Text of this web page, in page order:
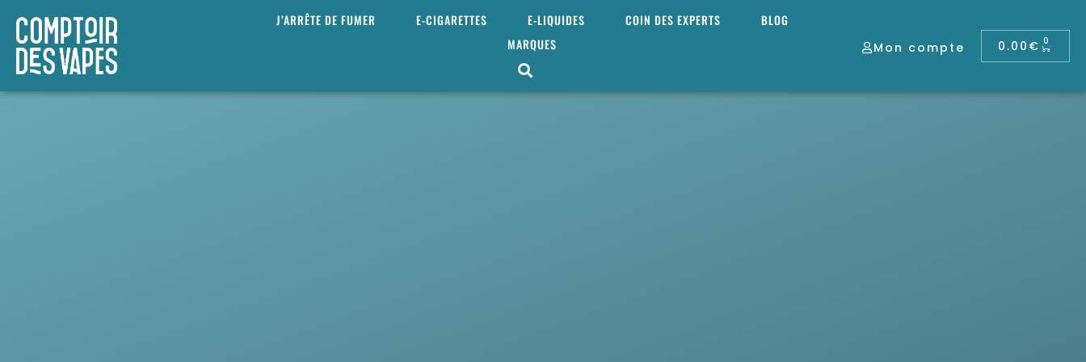
J’ARRÊTE DE FUMER E-CIGARETTES E-LIQUIDES COIN DES EXPERTS
BLOG
MARQUES
Mon compte 0.00 € 0